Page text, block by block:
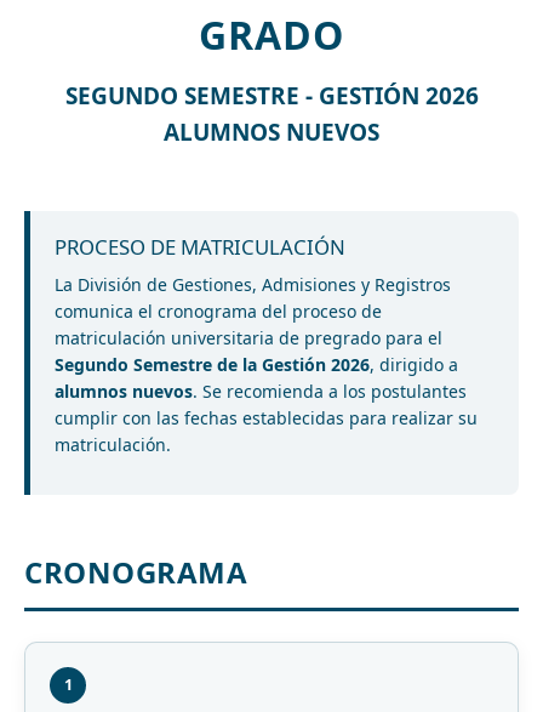
GRADO
SEGUNDO SEMESTRE - GESTIÓN 2026
ALUMNOS NUEVOS
PROCESO DE MATRICULACIÓN
La División de Gestiones, Admisiones y Registros
comunica el cronograma del proceso de
matriculación universitaria de pregrado para el
Segundo Semestre de la Gestión 2026, dirigido a
alumnos nuevos. Se recomienda a los postulantes
cumplir con las fechas establecidas para realizar su
matriculación.
CRONOGRAMA
1